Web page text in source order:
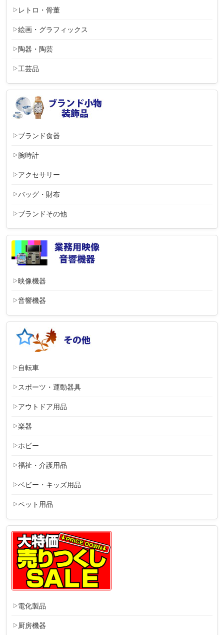
レトロ・骨董
絵画・グラフィックス
陶器・陶芸
工芸品
ブランド食器
腕時計
アクセサリー
バッグ・財布
ブランドその他
映像機器
音響機器
自転車
スポーツ・運動器具
アウトドア用品
楽器
ホビー
福祉・介護用品
ベビー・キッズ用品
ペット用品
電化製品
厨房機器